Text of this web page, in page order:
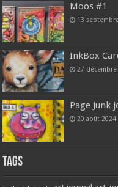
Moos #1
13
InkBox
27 décembre
Page Junk
20 août 2024
Tags